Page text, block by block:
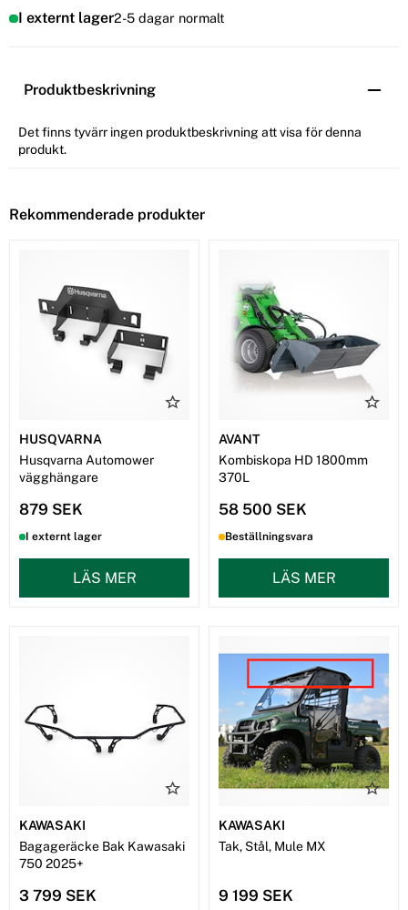
I externt lager2-5 dagar normalt
Produktbeskrivning
Det finns tyvärr ingen produktbeskrivning att visa för denna
produkt.
Rekommenderade produkter
HUSQVARNA
Husqvarna Automower
vägghängare
879 SEK
I externt lager
LÄS MER
AVANT
Kombiskopa HD 1800mm
370L
58 500 SEK
Beställningsvara
LÄS MER
KAWASAKI
Bagageräcke Bak Kawasaki
750 2025+
3 799 SEK
KAWASAKI
Tak, Stål, Mule MX
9 199 SEK